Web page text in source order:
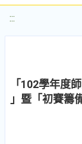
:::
「102學年度
」暨「初賽籌